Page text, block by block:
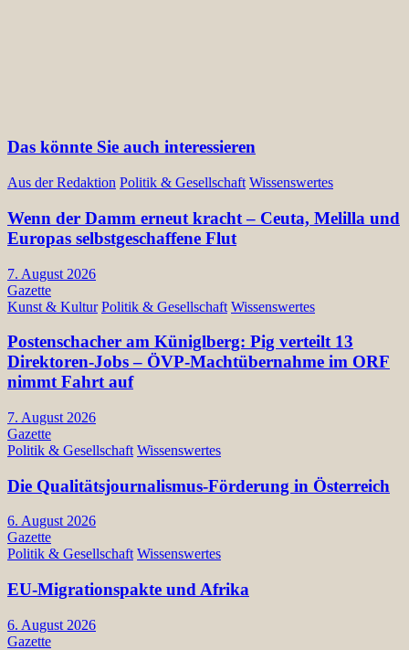
Das könnte Sie auch interessieren
Aus der Redaktion Politik & Gesellschaft Wissenswertes
Wenn der Damm erneut kracht – Ceuta, Melilla und
Europas selbstgeschaffene Flut
7. August 2026
Gazette
Kunst & Kultur Politik & Gesellschaft Wissenswertes
Postenschacher am Küniglberg: Pig verteilt 13
Direktoren-Jobs – ÖVP-Machtübernahme im ORF
nimmt Fahrt auf
7. August 2026
Gazette
Politik & Gesellschaft Wissenswertes
Die Qualitätsjournalismus-Förderung in Österreich
6. August 2026
Gazette
Politik & Gesellschaft Wissenswertes
EU-Migrationspakte und Afrika
6. August 2026
Gazette